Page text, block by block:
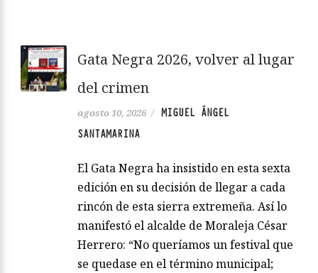
Gata Negra 2026, volver al lugar
del crimen
agosto 10, 2026 / MIGUEL ÁNGEL
SANTAMARINA
El Gata Negra ha insistido en esta sexta
edición en su decisión de llegar a cada
rincón de esta sierra extremeña. Así lo
manifestó el alcalde de Moraleja César
Herrero: “No queríamos un festival que
se quedase en el término municipal;